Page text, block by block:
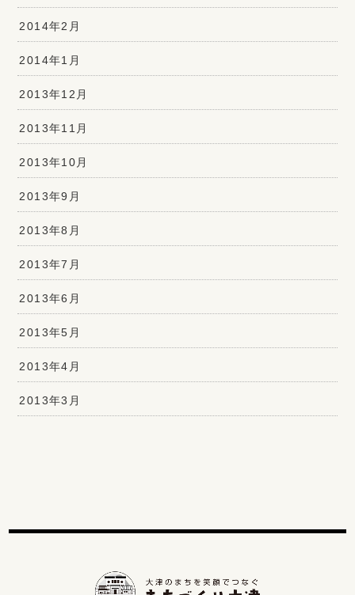
2014年2月
2014年1月
2013年12月
2013年11月
2013年10月
2013年9月
2013年8月
2013年7月
2013年6月
2013年5月
2013年4月
2013年3月